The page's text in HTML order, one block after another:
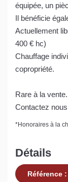
équipée, un
Il bénéficie
Actuellement
400 € hc)
Chauffage
copropriété.
Rare à la vente.
Contactez
*Honoraires à la
Détails
Référence :